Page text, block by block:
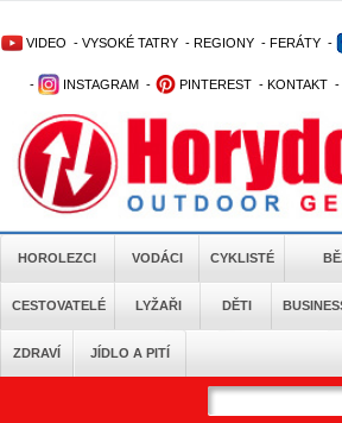
VIDEO - VYSOKÉ TATRY - REGIONY - FERÁTY -
- INSTAGRAM - PINTEREST - KONTAKT -
HOROLEZCI VODÁCI CYKLISTÉ
CESTOVATELÉ LYŽAŘI DĚTI
ZDRAVÍ JÍDLO A PITÍ